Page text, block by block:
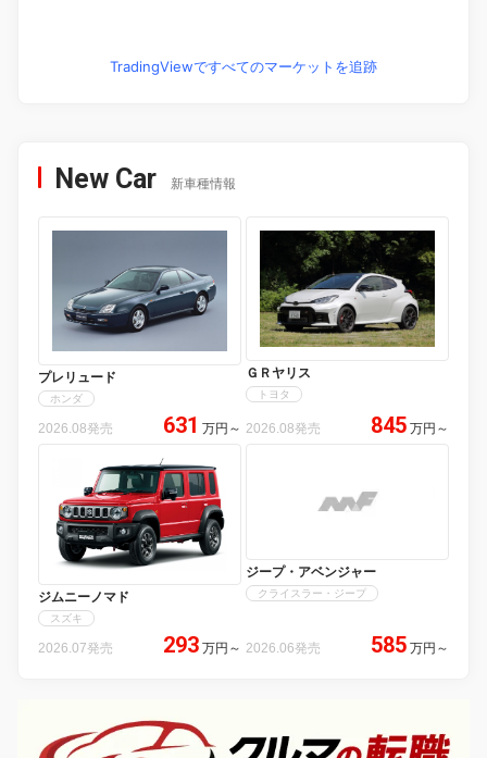
TradingViewですべてのマーケットを追跡
New Car 新車種情報
プレリュード
ホンダ
2026.08発売 631 万円 ～
ＧＲヤリス
トヨタ
2026.08発売 845 万円 ～
ジムニーノマド
スズキ
2026.07発売 293 万円 ～
ジープ・アベンジャー
クライスラー・ジープ
2026.06発売 585 万円 ～